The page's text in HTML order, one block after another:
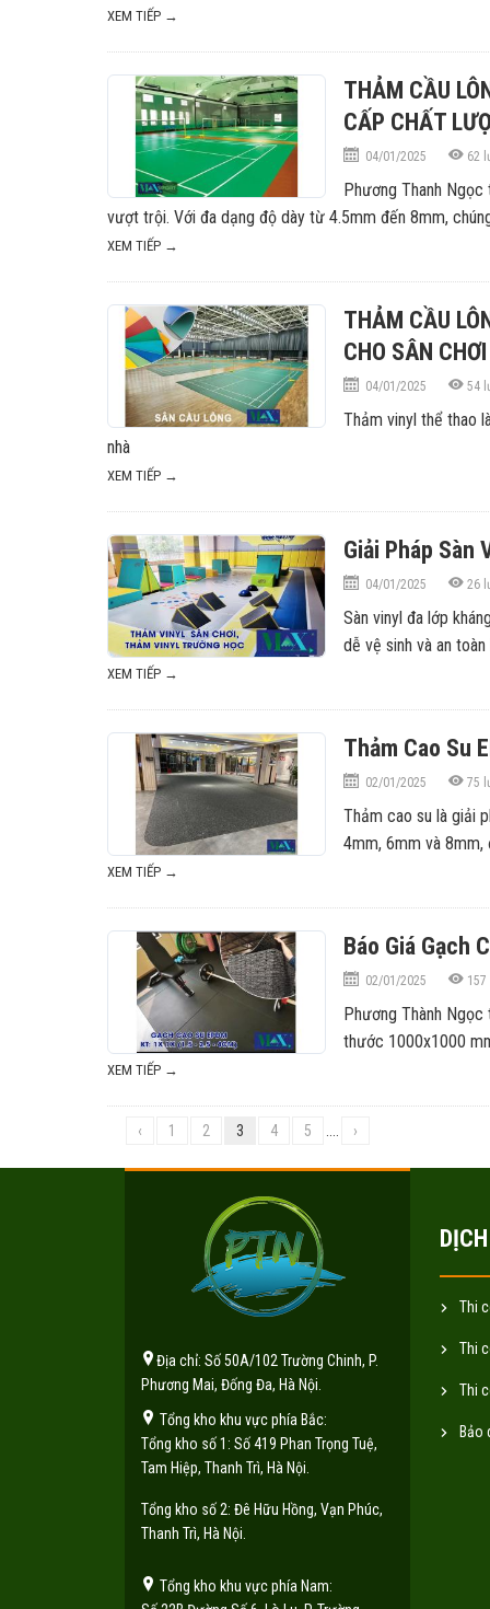
XEM TIẾP →
THẢM CẦU
CẤP CHẤT
04/01/2025 62
Phương Thanh
vượt trội. Với đa dạng độ dày từ 4.5mm đến 8mm,
XEM TIẾP →
THẢM CẦU
CHO SÂN
04/01/2025 54
Thảm vinyl thể thao
nhà
XEM TIẾP →
Giải Pháp Sàn
04/01/2025 26
Sàn vinyl đa lớp
dễ vệ sinh và an toàn
XEM TIẾP →
Thảm Cao Su
02/01/2025 75
Thảm cao su là giải
4mm, 6mm và 8mm,
XEM TIẾP →
Báo Giá Gạch
02/01/2025 157
Phương Thành
thước 1000x1000
XEM TIẾP →
‹ 1 2 3 4 5 ›
Thi
Thi
Thi
Bảo
Địa chỉ: Số 50A/102 Trường Chinh, P.
Phương Mai, Đống Đa, Hà Nội.
Tổng kho khu vực phía Bắc:
Tổng kho số 1: Số 419 Phan Trọng Tuệ,
Tam Hiệp, Thanh Trì, Hà Nội.
Tổng kho số 2: Đê Hữu Hồng, Vạn Phúc,
Thanh Trì, Hà Nội.
Tổng kho khu vực phía Nam: